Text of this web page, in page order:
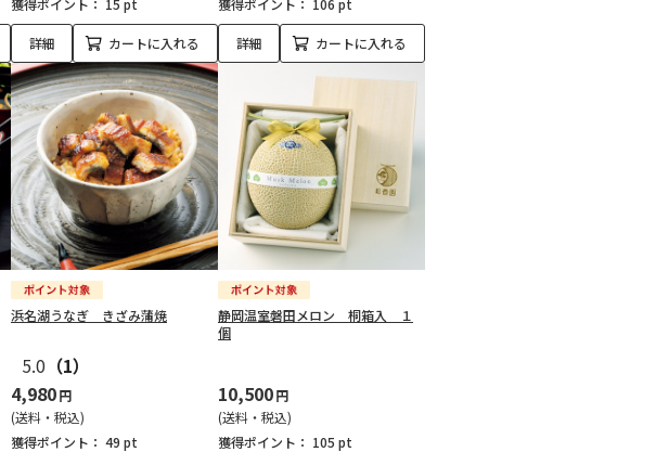
獲得ポイント： 15 pt
詳細 カートに入れる
獲得ポイント： 106 pt
詳細 カートに入れる
浜名湖うなぎ きざみ蒲焼
5.0 （1）
4,980円
(送料・税込)
獲得ポイント： 49 pt
静岡温室磐田メロン 桐箱入 １
個
10,500円
(送料・税込)
獲得ポイント： 105 pt